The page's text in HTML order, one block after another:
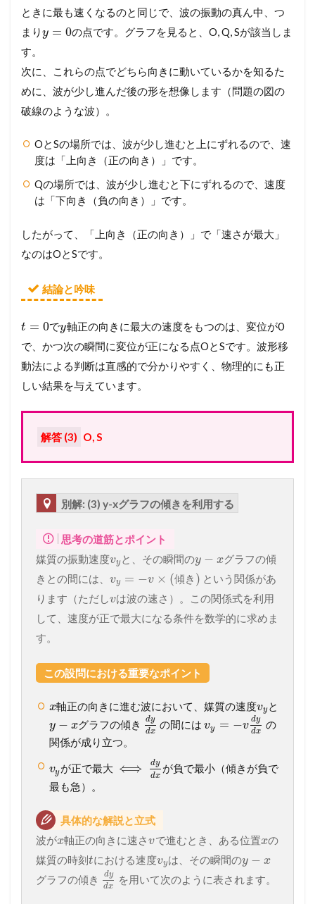
ときに最も速くなるのと同じで、波の振動の真ん中、つ
まりy = 0の点です。グラフを見ると、O, Q, Sが該当しま
す。
次に、これらの点でどちら向きに動いているかを知るた
めに、波が少し進んだ後の形を想像します（問題の図の
破線のような波）。
OとSの場所では、波が少し進むと上にずれるので、速
度は「上向き（正の向き）」です。
Qの場所では、波が少し進むと下にずれるので、速度
は「下向き（負の向き）」です。
したがって、「上向き（正の向き）」で「速さが最大」
なのはOとSです。
結論と吟味
t = 0でy軸正の向きに最大の速度をもつのは、変位が0
で、かつ次の瞬間に変位が正になる点OとSです。波形移
動法による判断は直感的で分かりやすく、物理的にも正
しい結果を与えています。
解答 (3) O, S
別解: (3) y-xグラフの傾きを利用する
思考の道筋とポイント
媒質の振動速度vy と、その瞬間のy − xグラフの傾
きとの間には、 vy = −v × (傾き ) という関係があ
ります（ただしvは波の速さ）。この関係式を利用
して、速度が正で最大になる条件を数学的に求めま
す。
この設問における重要なポイント
x軸正の向きに進む波において、媒質の速度vy と
y − xグラフの傾き dy
dx
の間にはvy = −v
dy
dx
の
関係が成り立つ。
vy が正で最大 ⟺ dy
dx
が負で最小（傾きが負で
最も急）。
具体的な解説と立式
波がx軸正の向きに速さvで進むとき、ある位置xの
媒質の時刻tにおける速度vyは、その瞬間のy − x
グラフの傾き dy
dx
を用いて次のように表されます。